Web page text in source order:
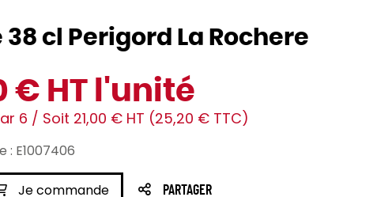
cl Perigord La Rochere
€ HT l'unité
6 / Soit 21,00 € HT (25,20 € TTC)
: E1007406
Je commande PARTAGER